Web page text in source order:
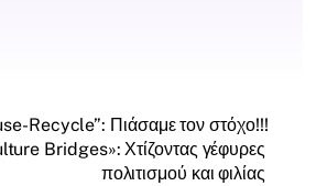
Recycle”: Πιάσαμε τον στόχο!!!
Bridges»: Χτίζοντας γέφυρες
πολιτισμού και φιλίας